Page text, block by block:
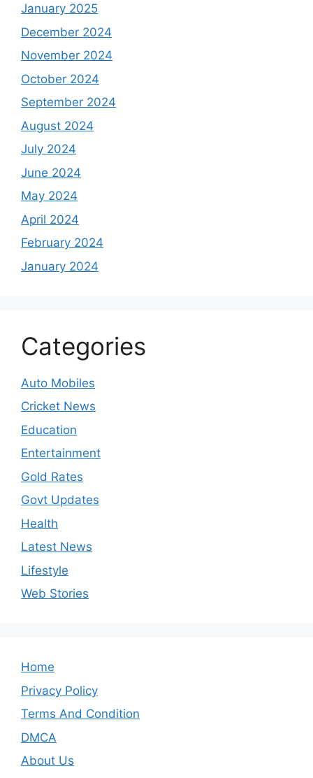
January 2025
December 2024
November 2024
October 2024
September 2024
August 2024
July 2024
June 2024
May 2024
April 2024
February 2024
January 2024
Categories
Auto Mobiles
Cricket News
Education
Entertainment
Gold Rates
Govt Updates
Health
Latest News
Lifestyle
Web Stories
Home
Privacy Policy
Terms And Condition
DMCA
About Us